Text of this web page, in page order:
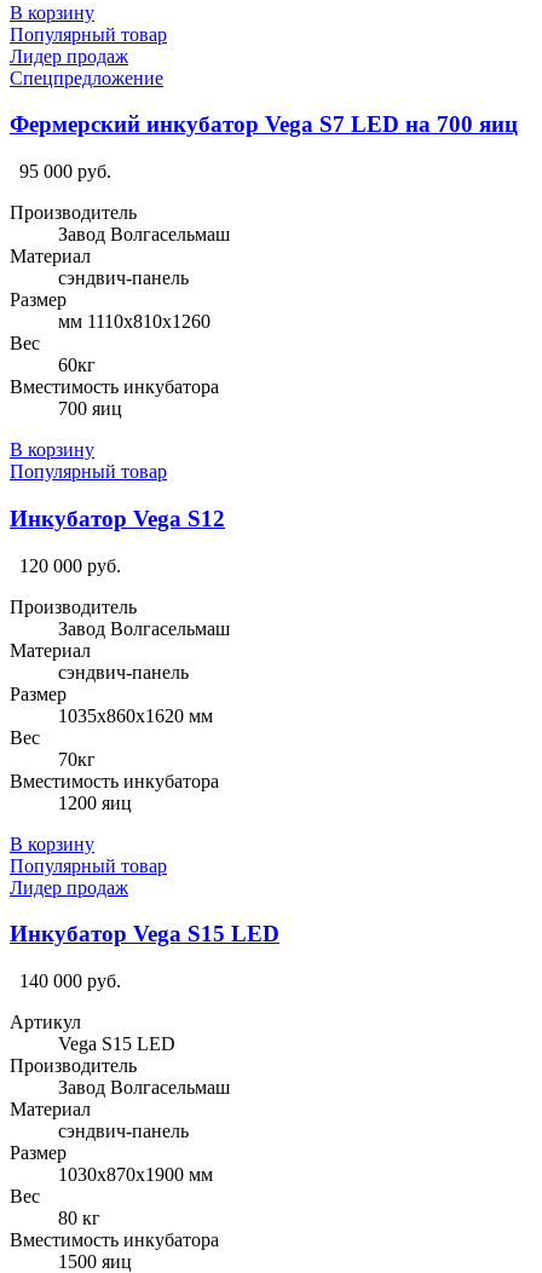
В корзину
Популярный товар
Лидер продаж
Спецпредложение
Фермерский инкубатор Vega S7 LED на 700 яиц
95 000 руб.
Производитель
Завод Волгасельмаш
Материал
сэндвич-панель
Размер
мм 1110х810х1260
Вес
60кг
Вместимость инкубатора
700 яиц
В корзину
Популярный товар
Инкубатор Vega S12
120 000 руб.
Производитель
Завод Волгасельмаш
Материал
сэндвич-панель
Размер
1035х860х1620 мм
Вес
70кг
Вместимость инкубатора
1200 яиц
В корзину
Популярный товар
Лидер продаж
Инкубатор Vega S15 LED
140 000 руб.
Артикул
Vega S15 LED
Производитель
Завод Волгасельмаш
Материал
сэндвич-панель
Размер
1030х870х1900 мм
Вес
80 кг
Вместимость инкубатора
1500 яиц